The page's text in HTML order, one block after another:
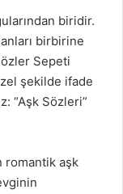
biridir.
birbirine
Sepeti
şekilde ifade
“Aşk Sözleri”
romantik aşk